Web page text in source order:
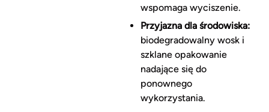
wspomaga wyciszenie.
Przyjazna dla środowiska:
biodegradowalny wosk i
szklane opakowanie
nadające się do
ponownego
wykorzystania.